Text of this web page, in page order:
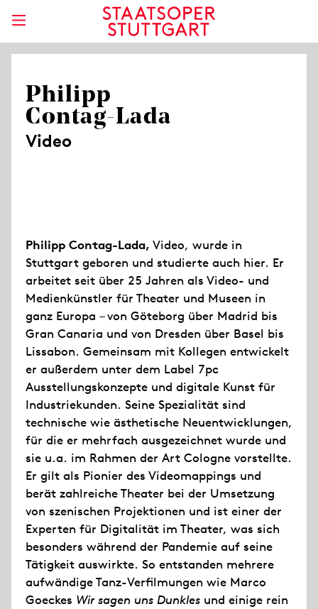
Philipp
Contag-Lada
Video
Philipp Contag-Lada, Video, wurde in
Stuttgart geboren und studierte auch hier. Er
arbeitet seit über 25 Jahren als Video- und
Medienkünstler für Theater und Museen in
ganz Europa – von Göteborg über Madrid bis
Gran Canaria und von Dresden über Basel bis
Lissabon. Gemeinsam mit Kollegen entwickelt
er außerdem unter dem Label 7pc
Ausstellungskonzepte und digitale Kunst für
Industriekunden. Seine Spezialität sind
technische wie ästhetische Neuentwicklungen,
für die er mehrfach ausgezeichnet wurde und
sie u.a. im Rahmen der Art Cologne vorstellte.
Er gilt als Pionier des Videomappings und
berät zahlreiche Theater bei der Umsetzung
von szenischen Projektionen und ist einer der
Experten für Digitalität im Theater, was sich
besonders während der Pandemie auf seine
Tätigkeit auswirkte. So entstanden mehrere
aufwändige Tanz-Verfilmungen wie Marco
Goeckes Wir sagen uns Dunkles und einige rein